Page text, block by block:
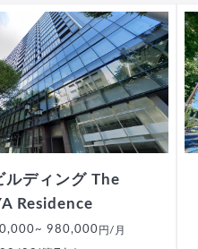
ルディング The
Residence
~ 980,000 円/月